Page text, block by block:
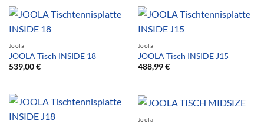
Joola
JOOLA Tisch INSIDE 18
539,00€
Joola
JOOLA Tisch INSIDE J15
488,99€
Joola